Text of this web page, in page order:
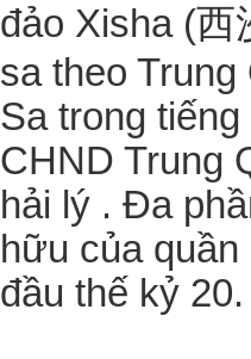
đảo Xisha (西
sa theo
Sa trong
CHND Trung
hải lý . Đa
hữu của
đầu thế kỷ 20.